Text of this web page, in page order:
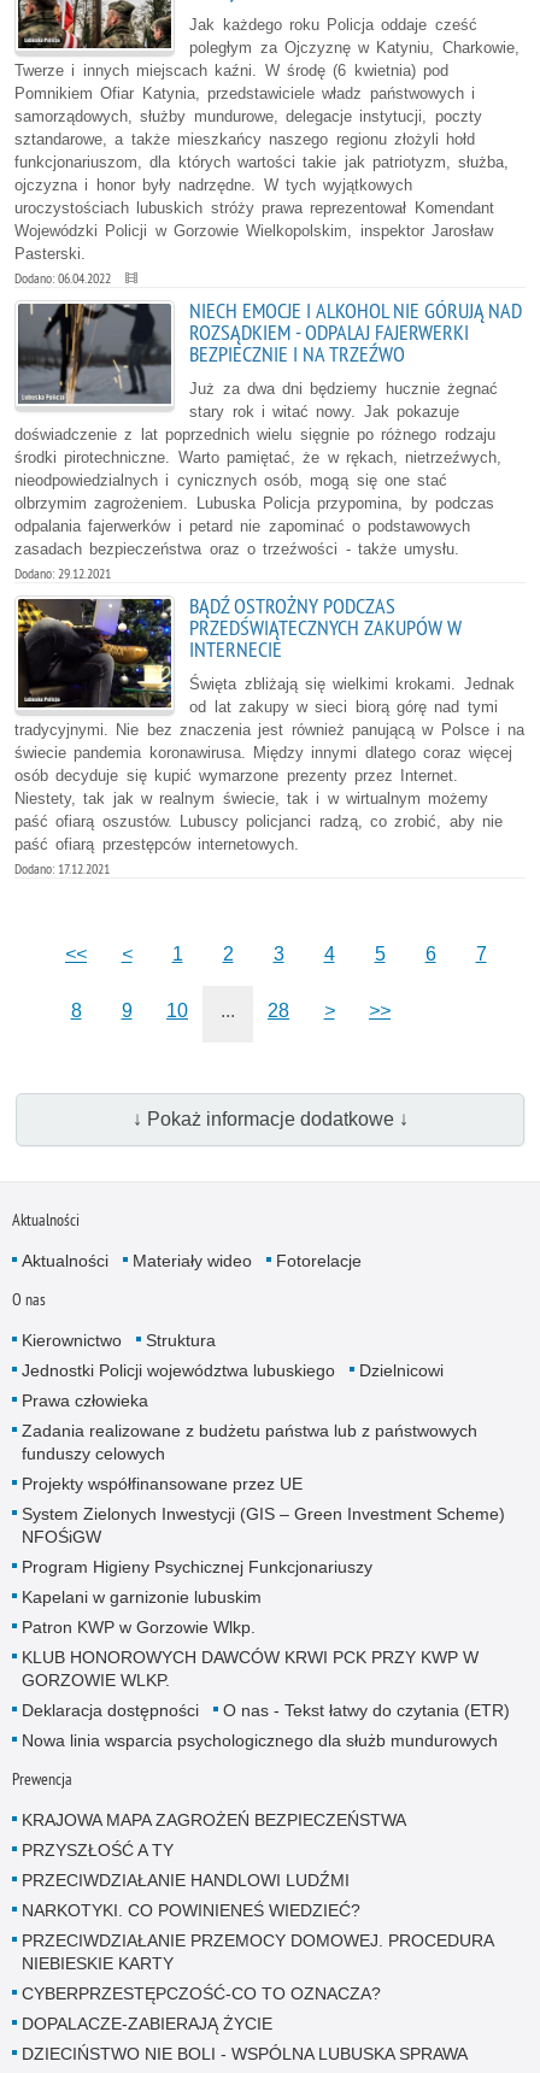
Jak każdego roku Policja oddaje cześć
poległym za Ojczyznę w Katyniu, Charkowie,
Twerze i innych miejscach kaźni. W środę (6 kwietnia) pod
Pomnikiem Ofiar Katynia, przedstawiciele władz państwowych i
samorządowych, służby mundurowe, delegacje instytucji, poczty
sztandarowe, a także mieszkańcy naszego regionu złożyli hołd
funkcjonariuszom, dla których wartości takie jak patriotyzm, służba,
ojczyzna i honor były nadrzędne. W tych wyjątkowych
uroczystościach lubuskich stróży prawa reprezentował Komendant
Wojewódzki Policji w Gorzowie Wielkopolskim, inspektor Jarosław
Pasterski.
Dodano: 06.04.2022
NIECH EMOCJE I ALKOHOL NIE GÓRUJĄ NAD
ROZSĄDKIEM - ODPALAJ FAJERWERKI
BEZPIECZNIE I NA TRZEŹWO
Już za dwa dni będziemy hucznie żegnać
stary rok i witać nowy. Jak pokazuje
doświadczenie z lat poprzednich wielu sięgnie po różnego rodzaju
środki pirotechniczne. Warto pamiętać, że w rękach, nietrzeźwych,
nieodpowiedzialnych i cynicznych osób, mogą się one stać
olbrzymim zagrożeniem. Lubuska Policja przypomina, by podczas
odpalania fajerwerków i petard nie zapominać o podstawowych
zasadach bezpieczeństwa oraz o trzeźwości - także umysłu.
Dodano: 29.12.2021
BĄDŹ OSTROŻNY PODCZAS
PRZEDŚWIĄTECZNYCH ZAKUPÓW W
INTERNECIE
Święta zbliżają się wielkimi krokami. Jednak
od lat zakupy w sieci biorą górę nad tymi
tradycyjnymi. Nie bez znaczenia jest również panującą w Polsce i na
świecie pandemia koronawirusa. Między innymi dlatego coraz więcej
osób decyduje się kupić wymarzone prezenty przez Internet.
Niestety, tak jak w realnym świecie, tak i w wirtualnym możemy
paść ofiarą oszustów. Lubuscy policjanci radzą, co zrobić, aby nie
paść ofiarą przestępców internetowych.
Dodano: 17.12.2021
<< < 1 2 3 4 5 6 7
8 9 10 ... 28 > >>
↓ Pokaż informacje dodatkowe ↓
Aktualności
Aktualności Materiały wideo Fotorelacje
O nas
Kierownictwo
Struktura
Jednostki Policji województwa lubuskiego
Dzielnicowi
Prawa człowieka
Zadania realizowane z budżetu państwa lub z państwowych
funduszy celowych
Projekty współfinansowane przez UE
System Zielonych Inwestycji (GIS – Green Investment Scheme)
NFOŚiGW
Program Higieny Psychicznej Funkcjonariuszy
Kapelani w garnizonie lubuskim
Patron KWP w Gorzowie Wlkp.
KLUB HONOROWYCH DAWCÓW KRWI PCK PRZY KWP W
GORZOWIE WLKP.
Deklaracja dostępności
O nas - Tekst łatwy do czytania (ETR)
Nowa linia wsparcia psychologicznego dla służb mundurowych
Prewencja
KRAJOWA MAPA ZAGROŻEŃ BEZPIECZEŃSTWA
PRZYSZŁOŚĆ A TY
PRZECIWDZIAŁANIE HANDLOWI LUDŹMI
NARKOTYKI. CO POWINIENEŚ WIEDZIEĆ?
PRZECIWDZIAŁANIE PRZEMOCY DOMOWEJ. PROCEDURA
NIEBIESKIE KARTY
CYBERPRZESTĘPCZOŚĆ-CO TO OZNACZA?
DOPALACZE-ZABIERAJĄ ŻYCIE
DZIECIŃSTWO NIE BOLI - WSPÓLNA LUBUSKA SPRAWA